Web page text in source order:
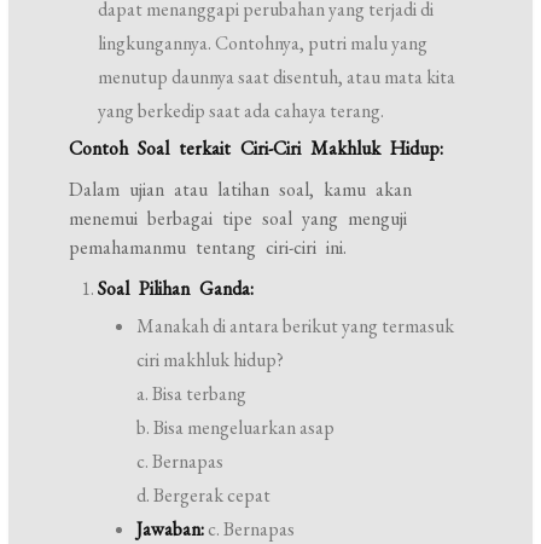
dapat menanggapi perubahan yang terjadi di
lingkungannya. Contohnya, putri malu yang
menutup daunnya saat disentuh, atau mata kita
yang berkedip saat ada cahaya terang.
Contoh Soal terkait Ciri-Ciri Makhluk Hidup:
Dalam ujian atau latihan soal, kamu akan
menemui berbagai tipe soal yang menguji
pemahamanmu tentang ciri-ciri ini.
Soal Pilihan Ganda:
Manakah di antara berikut yang termasuk
ciri makhluk hidup?
a. Bisa terbang
b. Bisa mengeluarkan asap
c. Bernapas
d. Bergerak cepat
Jawaban:c. Bernapas